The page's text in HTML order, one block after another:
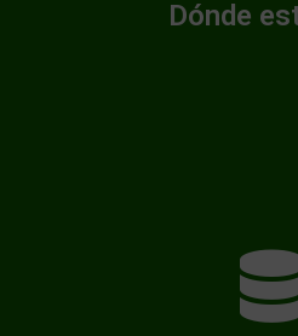
Dónde
Encuéntranos por